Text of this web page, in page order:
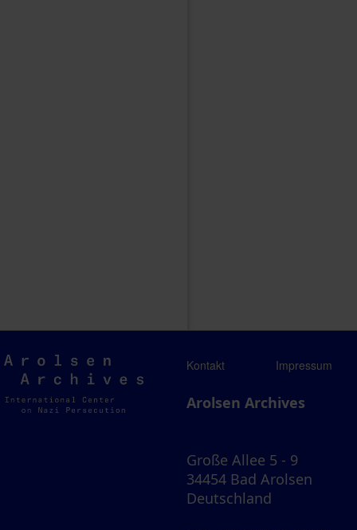
Arolsen
Archives
Kontakt Impressum
Arolsen Archives
Große Allee 5 - 9
34454 Bad Arolsen
Deutschland